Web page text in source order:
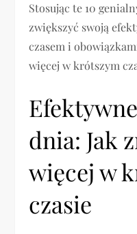
Stosując te 10
zwiększyć swoją
czasem i
więcej w krótszym
dnia: Jak
więcej w
czasie